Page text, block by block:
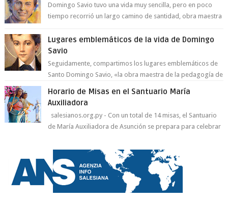
Domingo Savio tuvo una vida muy sencilla, pero en poco
tiempo recorrió un largo camino de santidad, obra maestra
Lugares emblemáticos de la vida de Domingo
Savio
Seguidamente, compartimos los lugares emblemáticos de
Santo Domingo Savio, «la obra maestra de la pedagogía de
Horario de Misas en el Santuario María
Auxiliadora
salesianos.org.py - Con un total de 14 misas, el Santuario
de María Auxiliadora de Asunción se prepara para celebrar